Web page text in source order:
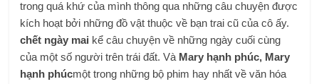
trong quá khứ của mình thông qua những câu chuyện được
kích hoạt bởi những đồ vật thuộc về bạn trai cũ của cô ấy.
chết ngày mai kể câu chuyện về những ngày cuối cùng
của một số người trên trái đất. Và Mary hạnh phúc, Mary
hạnh phúcmột trong những bộ phim hay nhất về văn hóa